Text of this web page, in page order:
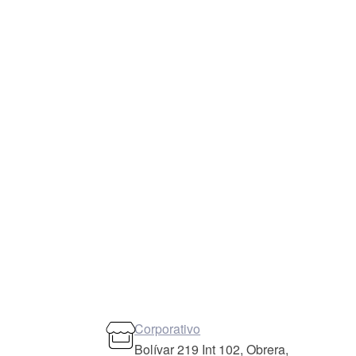
Corporativo
Bolívar 219 Int 102, Obrera,